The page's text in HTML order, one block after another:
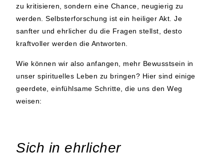
zu kritisieren, sondern eine Chance, neugierig zu
werden. Selbsterforschung ist ein heiliger Akt. Je
sanfter und ehrlicher du die Fragen stellst, desto
kraftvoller werden die Antworten.
Wie können wir also anfangen, mehr Bewusstsein in
unser spirituelles Leben zu bringen? Hier sind einige
geerdete, einfühlsame Schritte, die uns den Weg
weisen:
Sich in ehrlicher